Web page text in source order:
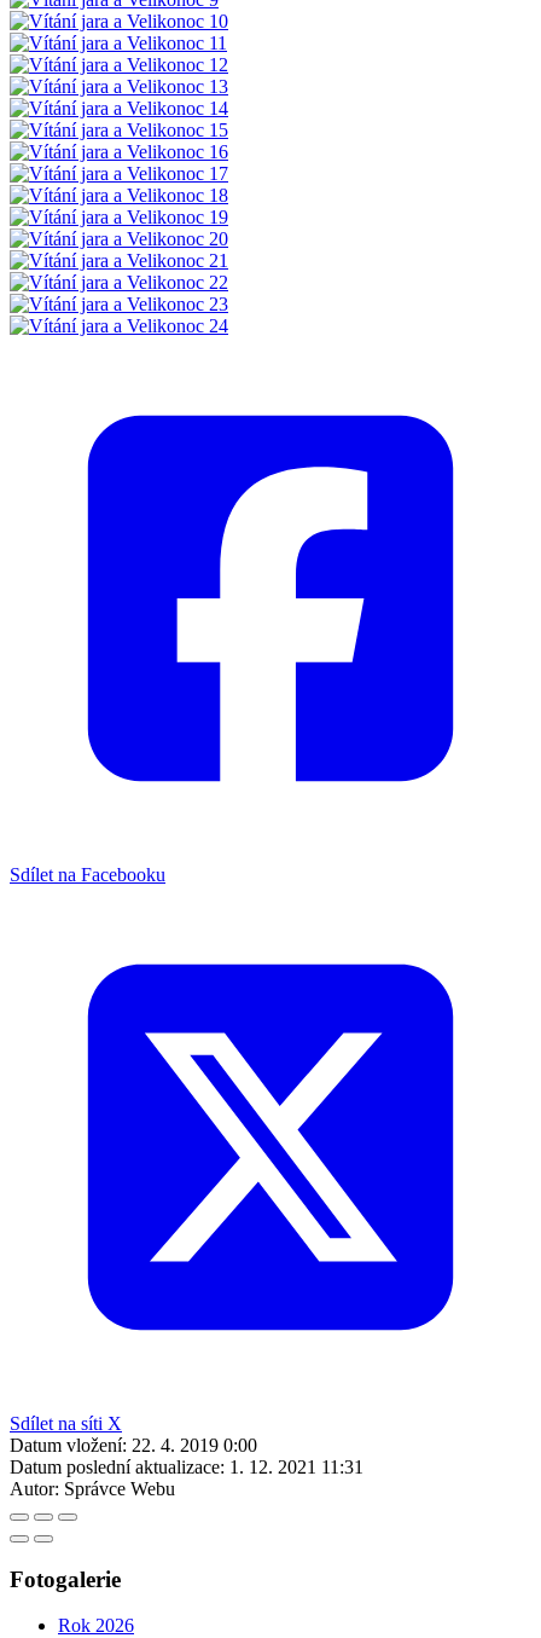
Sdílet na Facebooku
Sdílet na síti X
Datum vložení: 22. 4. 2019 0:00
Datum poslední aktualizace: 1. 12. 2021 11:31
Autor: Správce Webu
Fotogalerie
Rok 2026